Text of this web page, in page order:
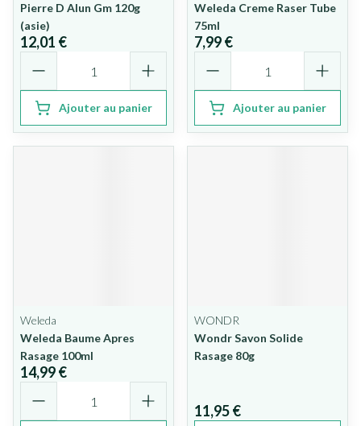
Pierre D Alun Gm 120g
(asie)
12,01 €
Ajouter au panier
Weleda Creme Raser Tube
75ml
7,99 €
Ajouter au panier
Weleda
Weleda Baume Apres
Rasage 100ml
14,99 €
WONDR
Wondr Savon Solide
Rasage 80g
11,95 €